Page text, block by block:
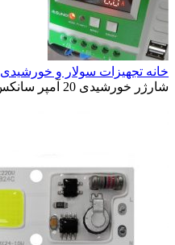
خانه تجهیزات سولار و خورشیدی
شارژر خورشیدی 20 آمپر سانکس Sunex